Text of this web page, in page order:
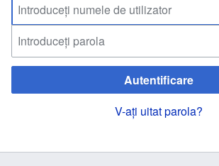
Autentificare
V-ați uitat parola?